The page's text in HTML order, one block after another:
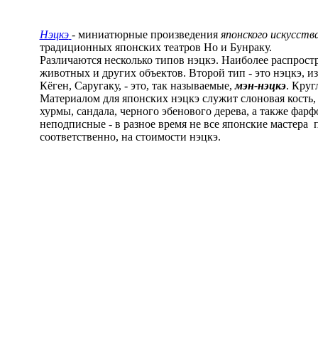
Нэцкэ - миниатюрные произведения японского
традиционных японских театров Но и Бунраку.
Различаются несколько типов нэцкэ. Наиболее
животных и других объектов. Второй тип - это нэцкэ,
Кёген, Саругаку, - это, так называемые, мэн-нэцкэ.
Материалом для японских нэцкэ служит слоновая
хурмы, сандала, черного эбенового дерева, а также
неподписные - в разное время не все японские
соответственно, на стоимости нэцкэ.